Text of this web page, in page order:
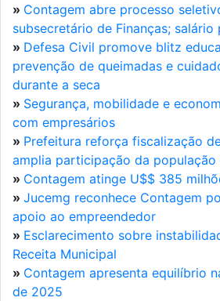
» Contagem abre processo
subsecretário de Finanças; salário
» Defesa Civil promove blitz
prevenção de queimadas e
durante a seca
» Segurança, mobilidade e
com empresários
» Prefeitura reforça fiscalização
amplia participação da população
» Contagem atinge U$$ 385
» Jucemg reconhece Contagem
apoio ao empreendedor
» Esclarecimento sobre
Receita Municipal
» Contagem apresenta equilíbrio
de 2025